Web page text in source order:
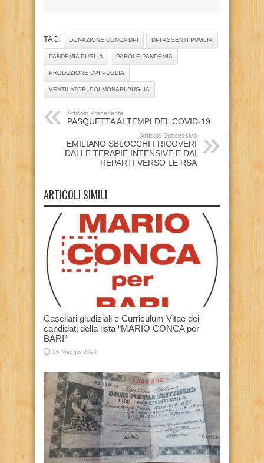
TAG: DONAZIONE CONCA DPI DPI ASSENTI PUGLIA
PANDEMIA PUGLIA PAROLE PANDEMIA
PRODUZIONE DPI PUGLIA
VENTILATORI POLMONARI PUGLIA
Articolo Precedente
PASQUETTA AI TEMPI DEL COVID-19
Articolo Successivo
EMILIANO SBLOCCHI I RICOVERI
DALLE TERAPIE INTENSIVE E DAI
REPARTI VERSO LE RSA
ARTICOLI SIMILI
Casellari giudiziali e Curriculum Vitae dei
candidati della lista “MARIO CONCA per
BARI”
26 Maggio 2024